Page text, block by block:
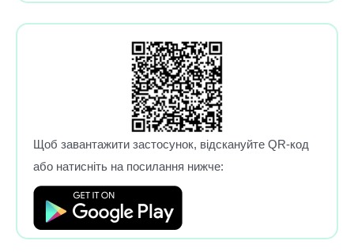
Щоб завантажити застосунок, відскануйте QR-код
або натисніть на посилання нижче: